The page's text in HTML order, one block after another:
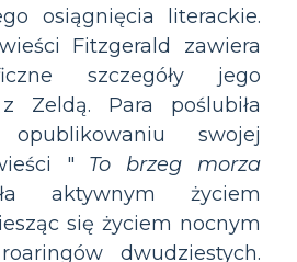
osiągnięcia literackie.
Fitzgerald zawiera
szczegóły jego
Zeldą. Para poślubiła
swojej
" To brzeg morza
aktywnym życiem
się życiem nocnym
dwudziestych.